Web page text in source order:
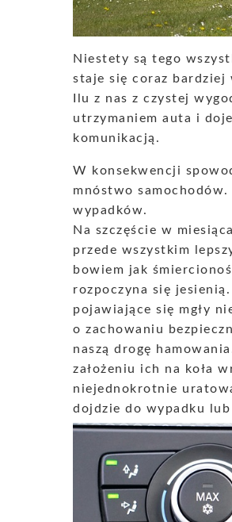
Niestety są tego
staje się coraz bardziej
Ilu z nas z czystej
utrzymaniem auta i
komunikacją.
W konsekwencji
mnóstwo
wypadków.
Na szczęście w
przede wszystkim
bowiem jak
rozpoczyna się
pojawiające się mgły
o zachowaniu
naszą drogę
założeniu ich na koła
niejednokrotnie
dojdzie do wypadku